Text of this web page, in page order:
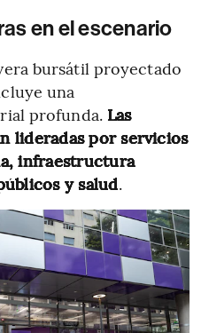
en el escenario
bursátil proyectado
una
profunda. Las
lideradas por servicios
infraestructura
y salud.